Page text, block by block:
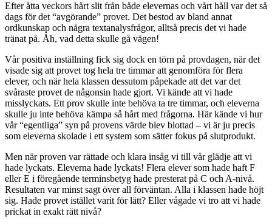
Efter åtta veckors hårt slit från både elevernas och vårt håll var det så
dags för det “avgörande” provet. Det bestod av bland annat
ordkunskap och några textanalysfrågor, alltså precis det vi hade
tränat på. Åh, vad detta skulle gå vägen!
Vår positiva inställning fick sig dock en törn på provdagen, när det
visade sig att provet tog hela tre timmar att genomföra för flera
elever, och när hela klassen dessutom påpekade att det var det
svåraste provet de någonsin hade gjort. Vi kände att vi hade
misslyckats. Ett prov skulle inte behöva ta tre timmar, och eleverna
skulle ju inte behöva kämpa så hårt med frågorna. Här kände vi hur
vår “egentliga” syn på provens värde blev blottad – vi är ju precis
som eleverna skolade i ett system som sätter fokus på slutprodukt.
Men när proven var rättade och klara insåg vi till vår glädje att vi
hade lyckats. Eleverna hade lyckats! Flera elever som hade haft F
eller E i föregående terminsbetyg hade presterat på C och A-nivå.
Resultaten var minst sagt över all förväntan. Alla i klassen hade höjt
sig. Hade provet istället varit för lätt? Eller vågade vi tro att vi hade
prickat in exakt rätt nivå?